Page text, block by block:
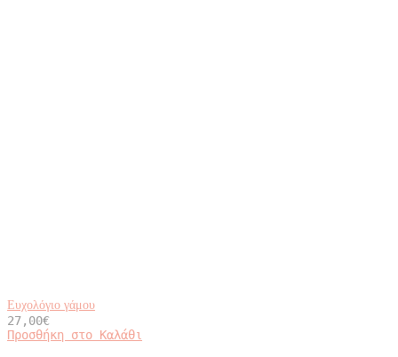
Ευχολόγιο γάμου
27,00€
Προσθήκη στο Καλάθι